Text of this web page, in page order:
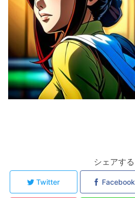
シェアする
Twitter Facebook